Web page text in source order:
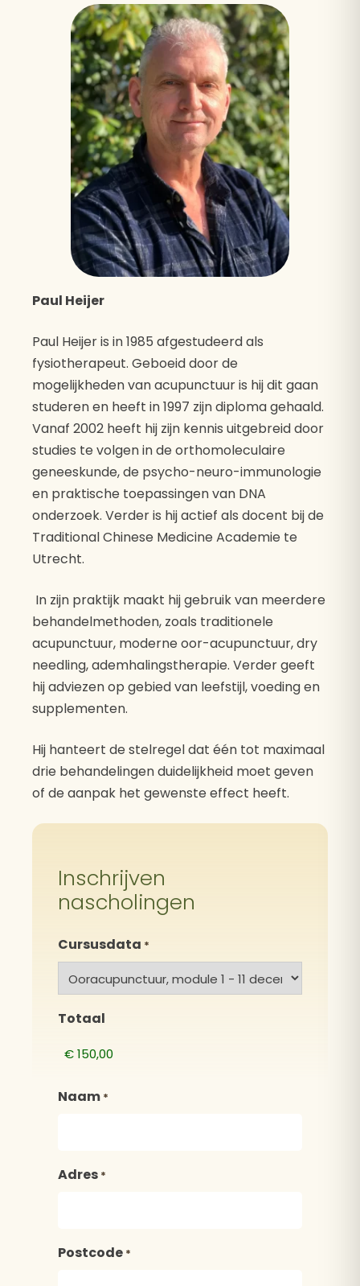
Paul Heijer
Paul Heijer is in 1985 afgestudeerd als
fysiotherapeut. Geboeid door de
mogelijkheden van acupunctuur is hij dit gaan
studeren en heeft in 1997 zijn diploma gehaald.
Vanaf 2002 heeft hij zijn kennis uitgebreid door
studies te volgen in de orthomoleculaire
geneeskunde, de psycho-neuro-immunologie
en praktische toepassingen van DNA
onderzoek. Verder is hij actief als docent bij de
Traditional Chinese Medicine Academie te
Utrecht.
In zijn praktijk maakt hij gebruik van meerdere
behandelmethoden, zoals traditionele
acupunctuur, moderne oor-acupunctuur, dry
needling, ademhalingstherapie. Verder geeft
hij adviezen op gebied van leefstijl, voeding en
supplementen.
Hij hanteert de stelregel dat één tot maximaal
drie behandelingen duidelijkheid moet geven
of de aanpak het gewenste effect heeft.
Inschrijven
nascholingen
Cursusdata *
Totaal
Naam *
Adres *
Postcode *